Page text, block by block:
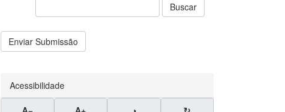
Buscar
Enviar
Submissão
Enviar Submissão
Acessibilidade